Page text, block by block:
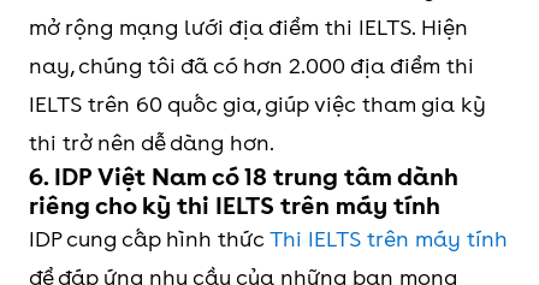
mở rộng mạng lưới địa điểm thi IELTS. Hiện
nay, chúng tôi đã có hơn 2.000 địa điểm thi
IELTS trên 60 quốc gia, giúp việc tham gia kỳ
thi trở nên dễ dàng hơn.
6. IDP Việt Nam có 18 trung tâm dành
riêng cho kỳ thi IELTS trên máy tính
IDP cung cấp hình thứcThi IELTS trên máy tính
để đáp ứng nhu cầu của những bạn mong